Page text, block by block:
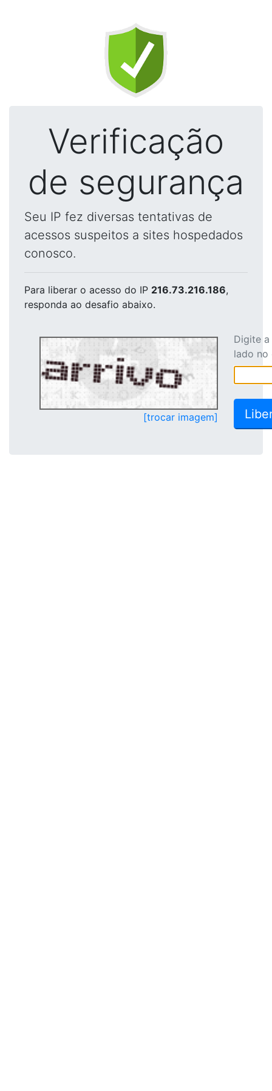
Verificação
de segurança
Seu IP fez diversas tentativas de
acessos suspeitos a sites hospedados
conosco.
Para liberar o acesso do IP 216.73.216.186,
responda ao desafio abaixo.
[trocar imagem]
Digite
lado no